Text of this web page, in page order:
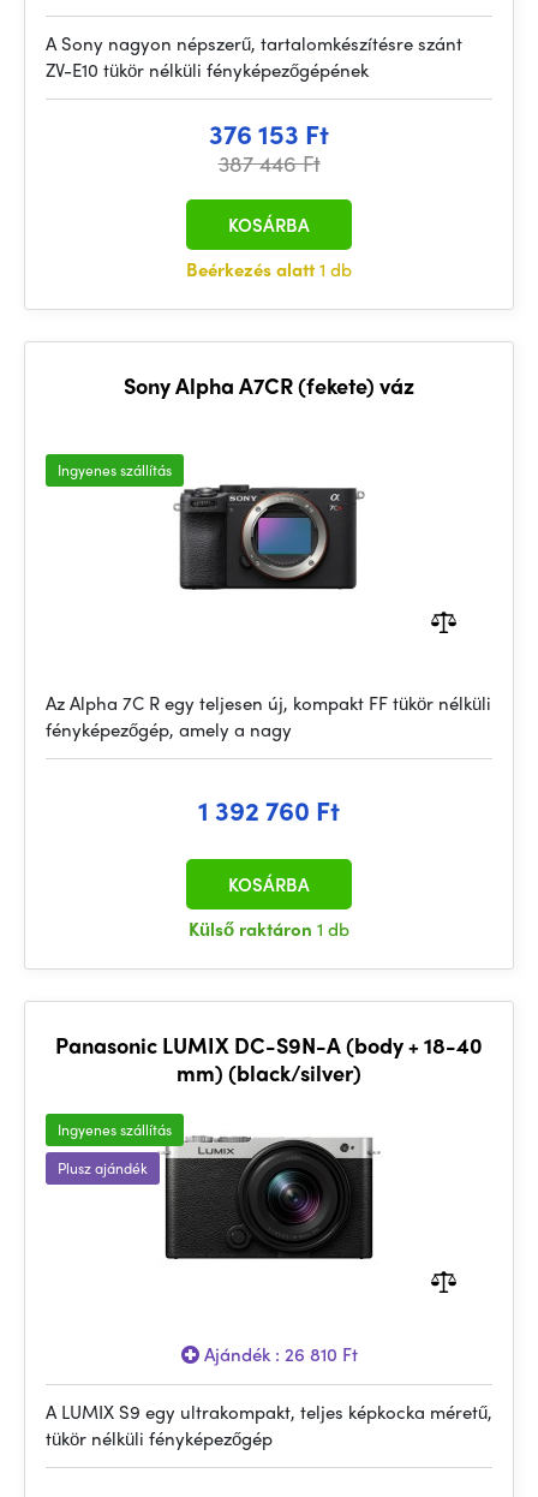
A Sony nagyon népszerű, tartalomkészítésre szánt
ZV-E10 tükör nélküli fényképezőgépének
376 153 Ft
387 446 Ft
Beérkezés alatt1 db
KOSÁRBA
Sony Alpha A7CR (fekete) váz
Ingyenes szállítás
Az Alpha 7C R egy teljesen új, kompakt FF tükör nélküli
fényképezőgép, amely a nagy
1 392 760 Ft
Külső raktáron 1 db
KOSÁRBA
Panasonic LUMIX DC-S9N-A (body + 18-40
mm) (black/silver)
Ingyenes szállítás
Plusz ajándék
Ajándék : 26 810 Ft
A LUMIX S9 egy ultrakompakt, teljes képkocka méretű,
tükör nélküli fényképezőgép